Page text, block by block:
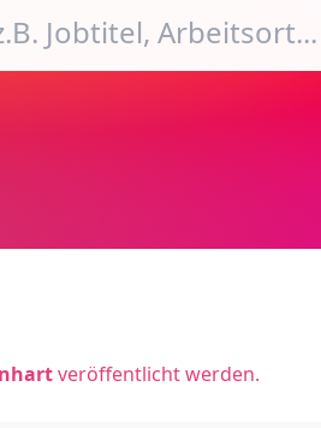
veröffentlicht werden.